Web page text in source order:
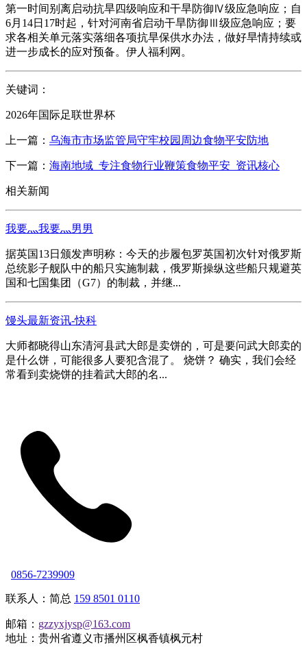
第一时间别离启动抗旱四级响应和干旱防御Ⅳ级应急响应；自
6月14日17时起，针对河南省启动干旱防御Ⅲ级应急响应；要
求各相关单元落实落细各项抗旱保供水办法，做好旱情持续或
进一步成长的应对预备。伊人福利网。
关键词：
2026年国际足联世界杯
上一篇： 乌海市市场监管局守牢校园周边食物平安防地
下一篇： 海南地域_专注食物行业鞭策食物平安_资讯核心
相关新闻
我要灬我要灬男男
据英国13日颁发声明称：今天的步履包罗英国初次针对俄罗斯
总统影子舰队中的船只实施制裁，俄罗斯操纵这些船只规避英
国和七国集团（G7）的制裁，并继...
馒头最新资讯-快科
大师都晓得山东清河县武大郎是卖饼的，可是要问武大郎卖的
是什么饼，可能很多人要犯含混了。 烧饼？ 确实，我们会经
常看到卖烧饼的挂着武大郎的名...
0856-7239909
联系人：简总 159 8501 0110
邮箱： gzzyxjysp@163.com
地址：贵州省遵义市播州区枫香镇枫元村